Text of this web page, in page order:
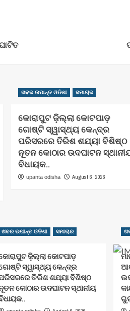
ଖବର ଉପାନ୍ତ ଓଡିଶା ସମାଚାର
କୋରାପୁଟ ଜ଼ିଲ୍ଲା କୋଟପାଡ଼
ଗୋଷ୍ଟି ସ୍ୱାସ୍ଥ୍ୟ କେନ୍ଦ୍ର
ପରିସରରେ ତିରିଶ ଶଯ୍ୟା ବିଶିଷ୍ଠ
ନୂତନ କୋଠାର ଉଦଘାଟନ
ବିଧାୟକ..
upanta odisha August 6, 2026
ଖବର ଉପାନ୍ତ ଓଡିଶା ସମାଚାର
ଜ଼ିଲ୍ଲା କୋଟପାଡ଼
ସ୍ୱାସ୍ଥ୍ୟ କେନ୍ଦ୍ର
ତିରିଶ ଶଯ୍ୟା ବିଶିଷ୍ଠ
କୋଠାର ଉଦଘାଟନ ସ୍ଥାନୀୟ